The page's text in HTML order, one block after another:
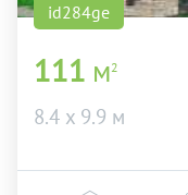
id284ge
111 м2
8.4 х 9.9 м